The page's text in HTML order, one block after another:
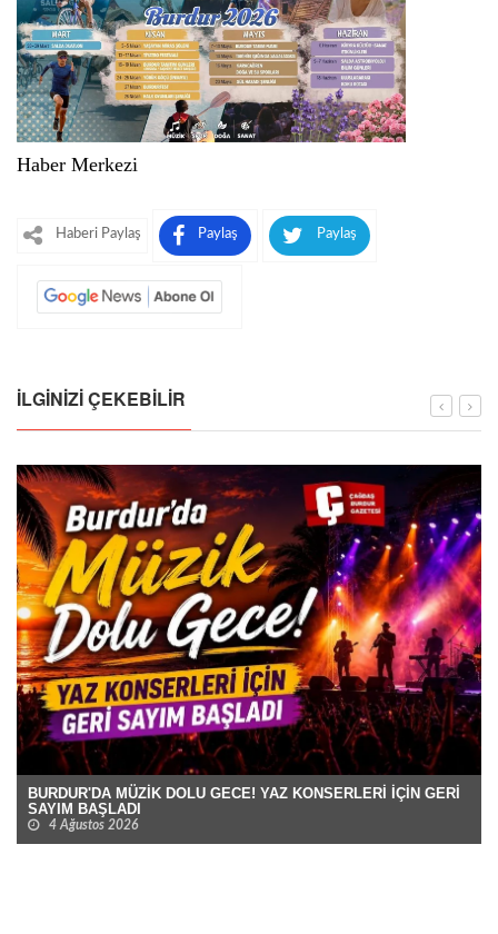
Haber Merkezi
Haberi Paylaş Paylaş Paylaş
İLGINIZI ÇEKEBILIR
BURDUR'DA MÜZİK DOLU GECE! YAZ KONSERLERİ İÇİN GERİ
SAYIM BAŞLADI
4 Ağustos 2026